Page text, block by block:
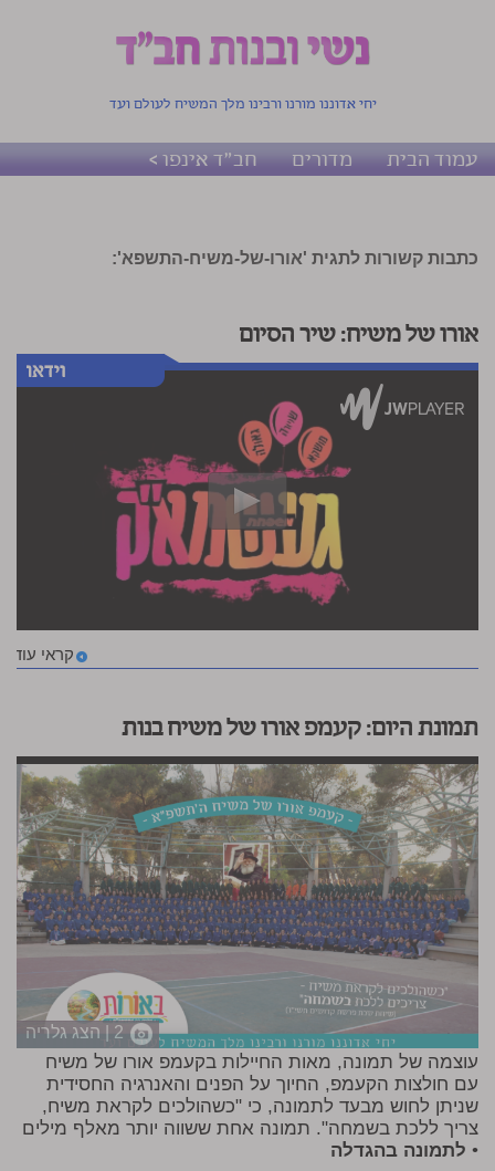
יחי אדוננו מורנו ורבינו מלך המשיח לעולם ועד
עמוד הבית מדורים חב"ד אינפו >
כתבות קשורות לתגית 'אורו-של-משיח-התשפא':
אורו של משיח: שיר הסיום
קראי עוד
תמונת היום: קעמפ אורו של משיח בנות
2 | הצג גלריה
עוצמה של תמונה, מאות החיילות בקעמפ אורו של משיח
עם חולצות הקעמפ, החיוך על הפנים והאנרגיה החסידית
שניתן לחוש מבעד לתמונה, כי "כשהולכים לקראת משיח,
צריך ללכת בשמחה". תמונה אחת ששווה יותר מאלף מילים
• לתמונה בהגדלה